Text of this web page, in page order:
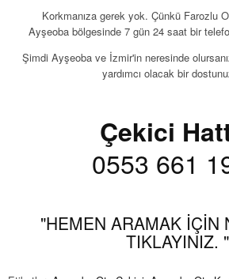
Korkmanıza gerek yok. Çünkü Farozlu
Ayşeoba bölgesinde 7 gün 24 saat bir
Şimdi Ayşeoba ve İzmir'in neresinde
yardımcı olacak bir
Çekici
0553 661
"HEMEN ARAMAK İÇİN
TIKLAYINIZ. "